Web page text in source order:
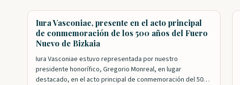
Iura Vasconiae, presente en el acto principal
de conmemoración de los 500 años del Fuero
Nuevo de Bizkaia
Iura Vasconiae estuvo representada por nuestro
presidente honorífico, Gregorio Monreal, en lugar
destacado, en el acto principal de conmemoración del 500